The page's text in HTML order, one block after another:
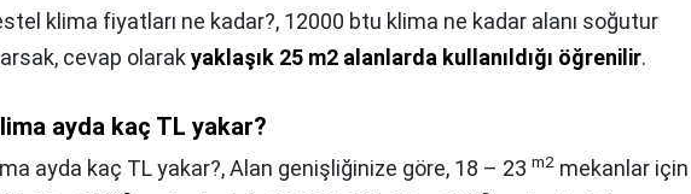
klima fiyatları ne kadar?, 12000 btu klima ne kadar alanı soğutur
cevap olarakyaklaşık 25 m2 alanlarda kullanıldığı öğrenilir.
ayda kaç TL yakar?
ayda kaç TL yakar?,Alan genişliğinize göre, 18 – 23 m2 mekanlar için